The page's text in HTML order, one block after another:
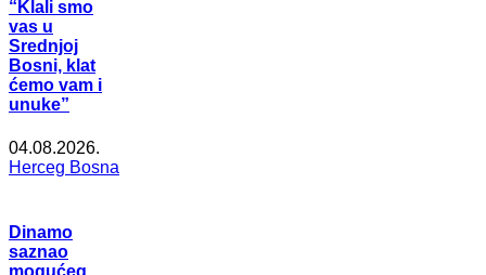
“Klali smo
vas u
Srednjoj
Bosni, klat
ćemo vam i
unuke”
04.08.2026.
Herceg Bosna
Dinamo
saznao
mogućeg